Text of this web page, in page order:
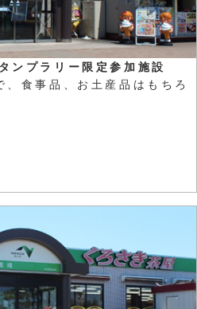
プラリー限定参加施設
食事品、お土産品はもちろ